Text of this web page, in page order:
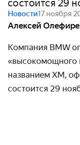
состоится 29
Новости17 ноября
Алексей
Компания BMW
«высокомощного
названием XM,
состоится 29